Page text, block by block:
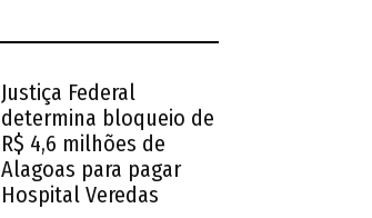
Justiça Federal
determina bloqueio de
R$ 4,6 milhões de
Alagoas para pagar
Hospital Veredas